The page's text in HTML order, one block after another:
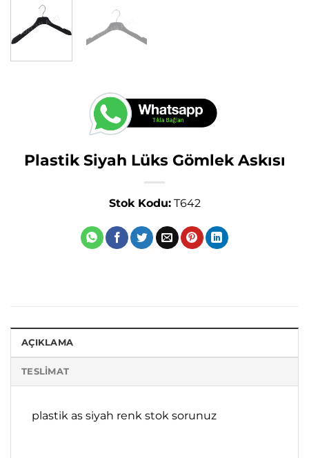
Plastik Siyah Lüks Gömlek Askısı
Stok Kodu:T642
AÇIKLAMA
TESLIMAT
plastik as siyah renk stok sorunuz